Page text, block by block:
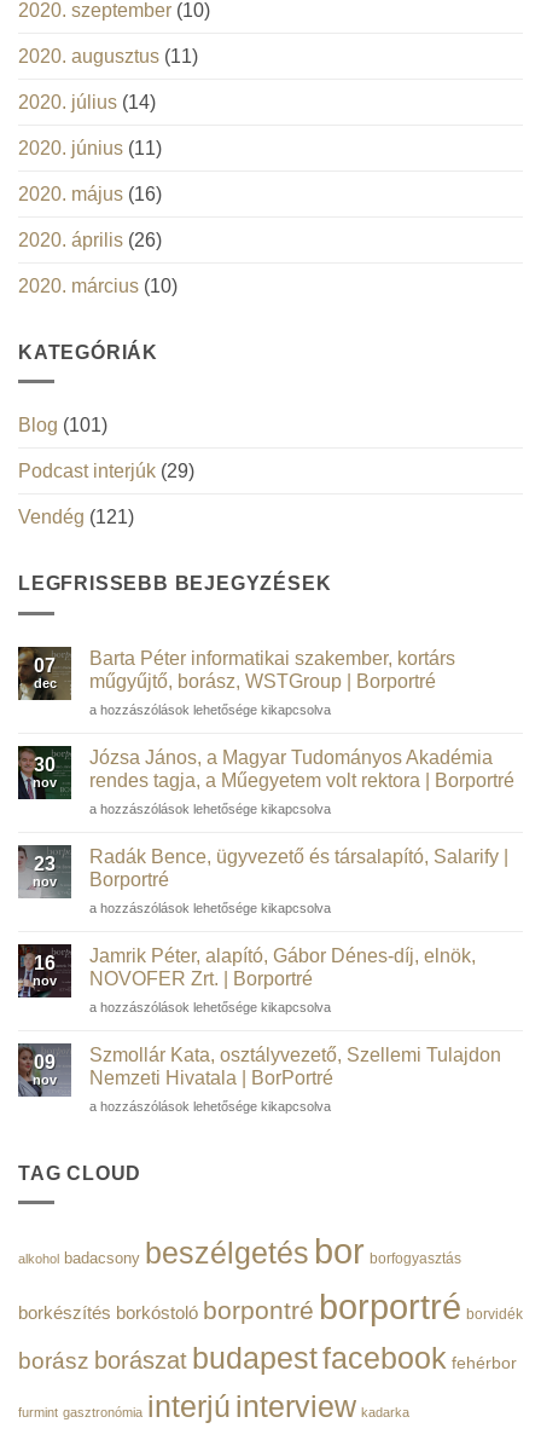
2020. szeptember (10)
2020. augusztus (11)
2020. július (14)
2020. június (11)
2020. május (16)
2020. április (26)
2020. március (10)
KATEGÓRIÁK
Blog (101)
Podcast interjúk (29)
Vendég (121)
LEGFRISSEBB BEJEGYZÉSEK
07
dec
Barta Péter informatikai szakember, kortárs
műgyűjtő, borász, WSTGroup | Borportré
Barta
informatikai
szakember,
kortárs
műgyűjtő,
WSTGroup |
Borportré
bejegyzéshez
a hozzászólások lehetősége kikapcsolva
30
nov
Józsa János, a Magyar Tudományos Akadémia
rendes tagja, a Műegyetem volt rektora | Borportré
Józsa
a
Magyar
Tudományos
Akadémia
tagja,
a
volt
|
Borportré
a hozzászólások lehetősége kikapcsolva
23
nov
Radák Bence, ügyvezető és társalapító, Salarify |
Borportré
Radák
ügyvezető
és
társalapító,
Salarify
Borportré
bejegyzéshez
a hozzászólások lehetősége kikapcsolva
16
nov
Jamrik Péter, alapító, Gábor Dénes-díj, elnök,
NOVOFER Zrt. | Borportré
Jamrik
alapító,
Gábor
Dénes-
díj,
Zrt.
a hozzászólások lehetősége kikapcsolva
09
nov
Szmollár Kata, osztályvezető, Szellemi Tulajdon
Nemzeti Hivatala | BorPortré
Szmollár
Szellemi
BorPortré
a hozzászólások lehetősége kikapcsolva
TAG CLOUD
alkohol badacsony beszélgetés bor borfogyasztás
borkészítés borkóstoló borpontré borportré borvidék
borász borászat budapestfacebook fehérbor
furmint gasztronómia interjú interview kadarka